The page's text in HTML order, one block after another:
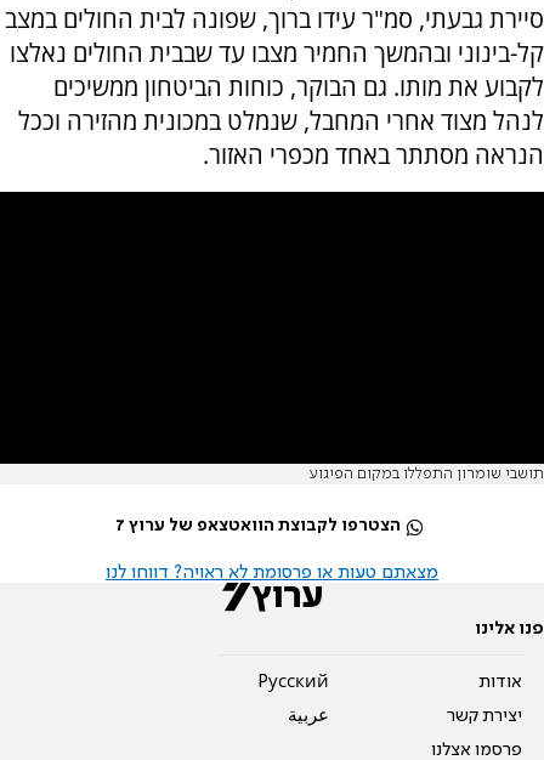
סיירת גבעתי, סמ"ר עידו ברוך, שפונה לבית החולים במצב
קל-בינוני ובהמשך החמיר מצבו עד שבבית החולים נאלצו
לקבוע את מותו. גם הבוקר, כוחות הביטחון ממשיכים
לנהל מצוד אחרי המחבל, שנמלט במכונית מהזירה וככל
הנראה מסתתר באחד מכפרי האזור.
תושבי שומרון התפללו במקום הפיגוע
הצטרפו לקבוצת הוואטצאפ של ערוץ 7
מצאתם טעות או פרסומת לא ראויה? דווחו לנו
פנו אלינו
אודות
יצירת קשר
פרסמו אצלנו
Pусский
عربية